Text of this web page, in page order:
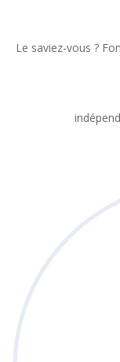
Le saviez-vous ?